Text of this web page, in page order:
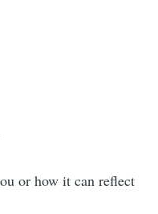
or how it can reflect